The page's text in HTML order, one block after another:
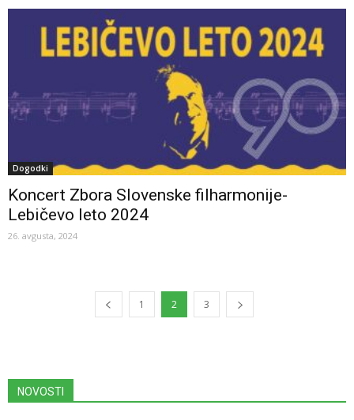
Dogodki
Koncert Zbora Slovenske filharmonije-
Lebičevo leto 2024
26. avgusta, 2024
1 2 3
NOVOSTI